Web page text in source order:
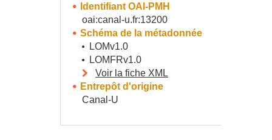
Identifiant OAI-PMH
oai:canal-u.fr:13200
Schéma de la métadonnée
LOMv1.0
LOMFRv1.0
Voir la fiche XML
Entrepôt d'origine
Canal-U